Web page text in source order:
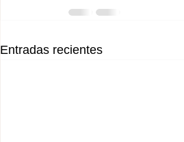
Entradas recientes